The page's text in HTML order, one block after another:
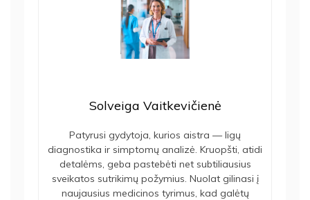
Solveiga Vaitkevičienė
Patyrusi gydytoja, kurios aistra — ligų
diagnostika ir simptomų analizė. Kruopšti, atidi
detalėms, geba pastebėti net subtiliausius
sveikatos sutrikimų požymius. Nuolat gilinasi į
naujausius medicinos tyrimus, kad galėtų